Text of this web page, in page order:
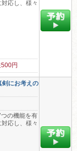
応し、様々
円
にお考えの
の機能を有
応し、様々